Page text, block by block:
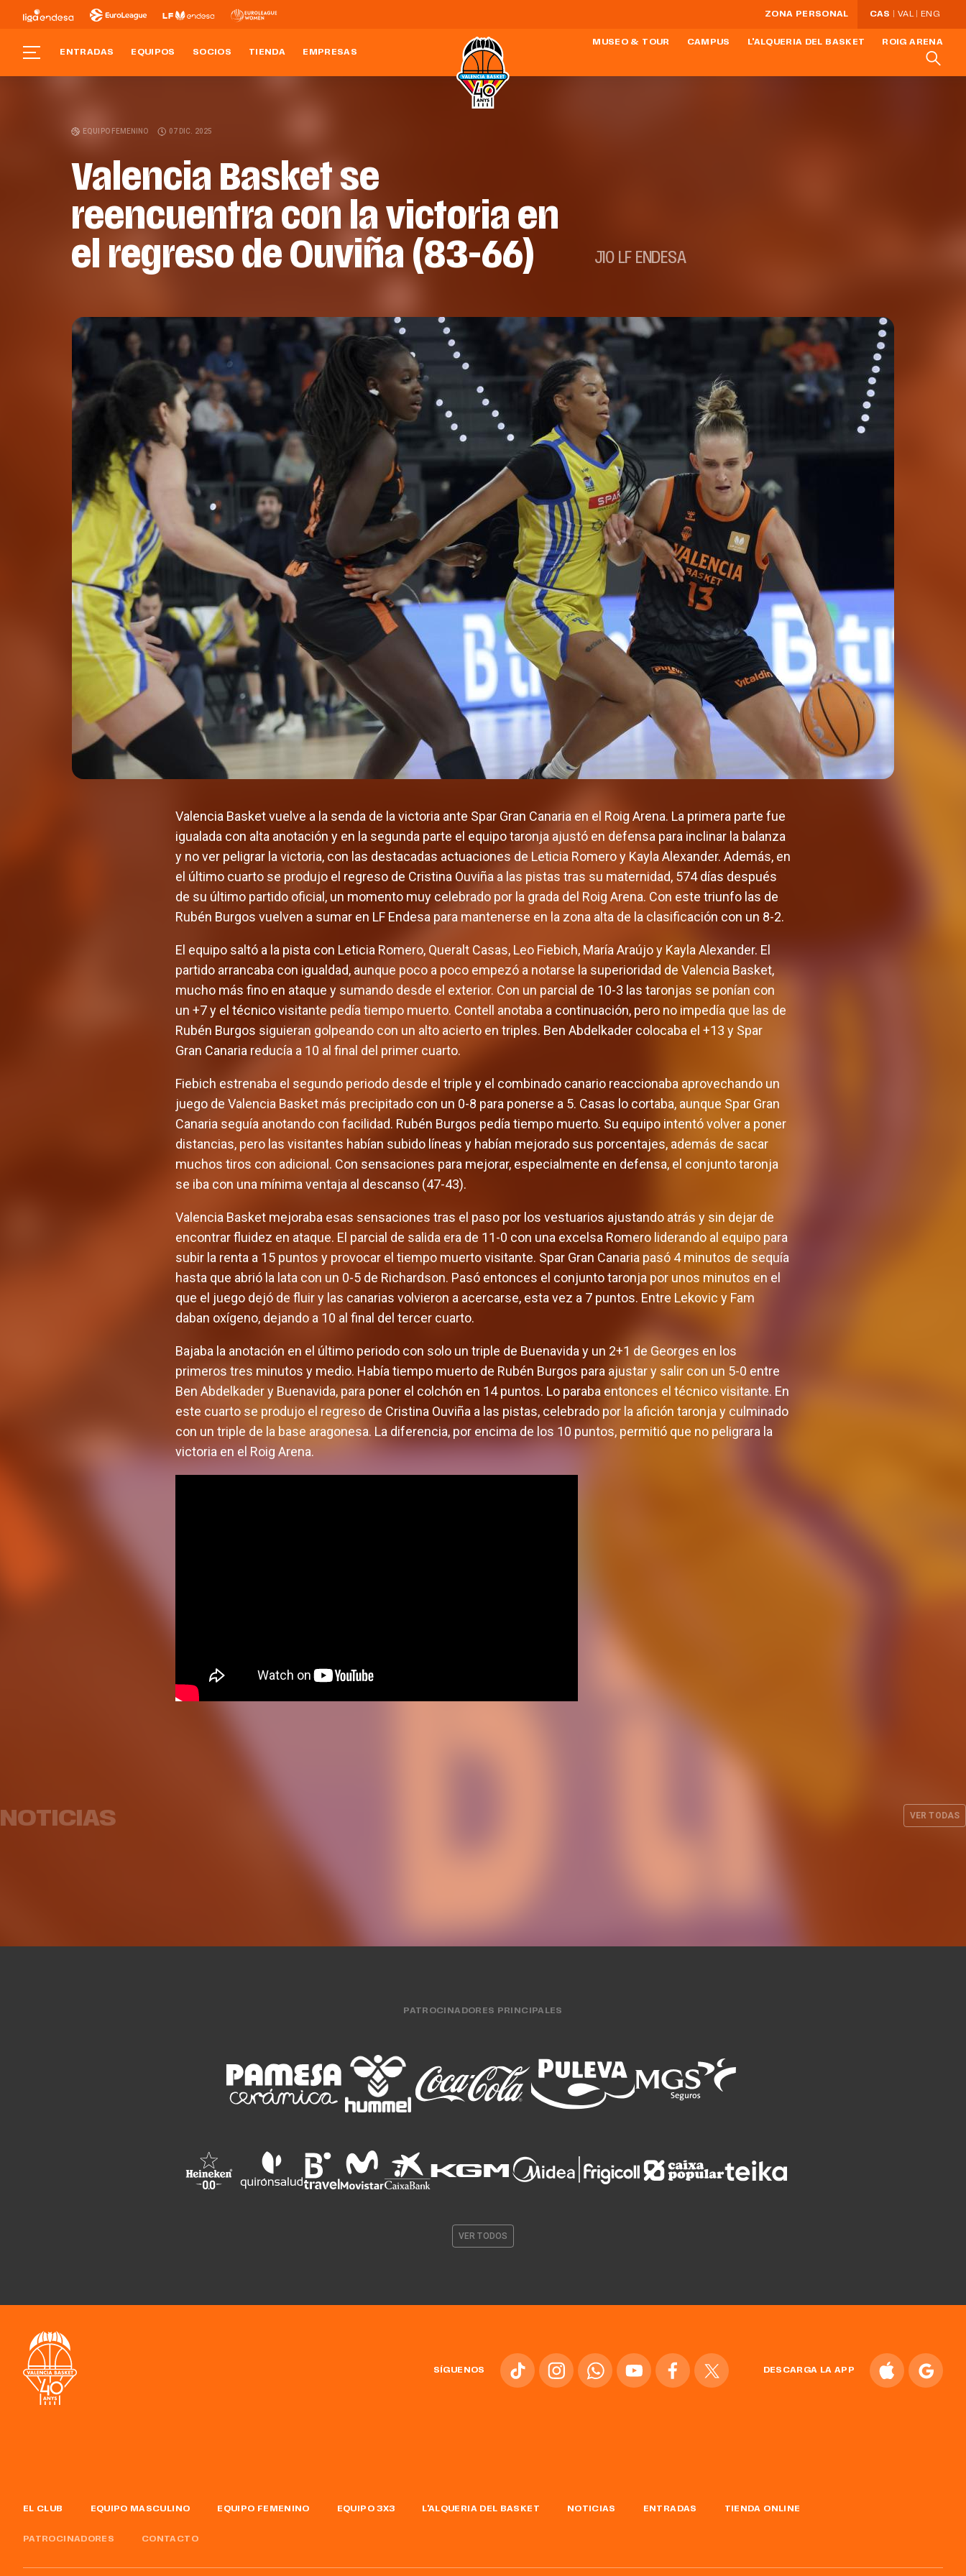
ZONA PERSONAL CAS VAL ENG
ENTRADAS EQUIPOS SOCIOS TIENDA EMPRESAS
MUSEO & TOUR CAMPUS L'ALQUERIA DEL BASKET ROIG ARENA
EQUIPO FEMENINO 07 DIC. 2025
Valencia Basket se
reencuentra con la victoria en
el regreso de Ouviña (83-66)
J10 LF ENDESA
Valencia Basket vuelve a la senda de la victoria ante Spar Gran Canaria en el Roig Arena. La primera parte fue
igualada con alta anotación y en la segunda parte el equipo taronja ajustó en defensa para inclinar la balanza
y no ver peligrar la victoria, con las destacadas actuaciones de Leticia Romero y Kayla Alexander. Además, en
el último cuarto se produjo el regreso de Cristina Ouviña a las pistas tras su maternidad, 574 días después
de su último partido oficial, un momento muy celebrado por la grada del Roig Arena. Con este triunfo las de
Rubén Burgos vuelven a sumar en LF Endesa para mantenerse en la zona alta de la clasificación con un 8-2.
El equipo saltó a la pista con Leticia Romero, Queralt Casas, Leo Fiebich, María Araújo y Kayla Alexander. El
partido arrancaba con igualdad, aunque poco a poco empezó a notarse la superioridad de Valencia Basket,
mucho más fino en ataque y sumando desde el exterior. Con un parcial de 10-3 las taronjas se ponían con
un +7 y el técnico visitante pedía tiempo muerto. Contell anotaba a continuación, pero no impedía que las de
Rubén Burgos siguieran golpeando con un alto acierto en triples. Ben Abdelkader colocaba el +13 y Spar
Gran Canaria reducía a 10 al final del primer cuarto.
Fiebich estrenaba el segundo periodo desde el triple y el combinado canario reaccionaba aprovechando un
juego de Valencia Basket más precipitado con un 0-8 para ponerse a 5. Casas lo cortaba, aunque Spar Gran
Canaria seguía anotando con facilidad. Rubén Burgos pedía tiempo muerto. Su equipo intentó volver a poner
distancias, pero las visitantes habían subido líneas y habían mejorado sus porcentajes, además de sacar
muchos tiros con adicional. Con sensaciones para mejorar, especialmente en defensa, el conjunto taronja
se iba con una mínima ventaja al descanso (47-43).
Valencia Basket mejoraba esas sensaciones tras el paso por los vestuarios ajustando atrás y sin dejar de
encontrar fluidez en ataque. El parcial de salida era de 11-0 con una excelsa Romero liderando al equipo para
subir la renta a 15 puntos y provocar el tiempo muerto visitante. Spar Gran Canaria pasó 4 minutos de sequía
hasta que abrió la lata con un 0-5 de Richardson. Pasó entonces el conjunto taronja por unos minutos en el
que el juego dejó de fluir y las canarias volvieron a acercarse, esta vez a 7 puntos. Entre Lekovic y Fam
daban oxígeno, dejando a 10 al final del tercer cuarto.
Bajaba la anotación en el último periodo con solo un triple de Buenavida y un 2+1 de Georges en los
primeros tres minutos y medio. Había tiempo muerto de Rubén Burgos para ajustar y salir con un 5-0 entre
Ben Abdelkader y Buenavida, para poner el colchón en 14 puntos. Lo paraba entonces el técnico visitante. En
este cuarto se produjo el regreso de Cristina Ouviña a las pistas, celebrado por la afición taronja y culminado
con un triple de la base aragonesa. La diferencia, por encima de los 10 puntos, permitió que no peligrara la
victoria en el Roig Arena.
NOTICIAS VER TODAS
partidos amistosos
PATROCINADORES PRINCIPALES
VER TODOS
SÍGUENOS DESCARGA LA APP
EL CLUB EQUIPO MASCULINO EQUIPO FEMENINO EQUIPO 3X3 L'ALQUERIA DEL BASKET NOTICIAS ENTRADAS TIENDA ONLINE
PATROCINADORES CONTACTO